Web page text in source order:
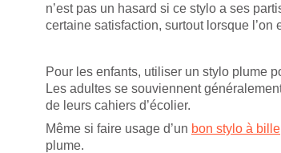
n’est pas un hasard si ce stylo a ses
certaine satisfaction, surtout lorsque
Pour les enfants, utiliser un stylo plume
Les adultes se souviennent
de leurs cahiers d’écolier.
Même si faire usage d’un bon stylo à bille
plume.